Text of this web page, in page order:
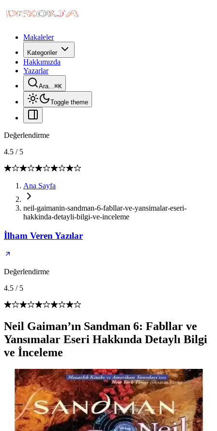
Makaleler
Kategoriler
Hakkımızda
Yazarlar
Ara...⌘K
Toggle theme
Değerlendirme
4.5 / 5
Ana Sayfa
neil-gaimanin-sandman-6-fabllar-ve-yansimalar-eseri-
hakkinda-detayli-bilgi-ve-inceleme
İlham Veren Yazılar
Değerlendirme
4.5 / 5
Neil Gaiman’ın Sandman 6: Fabllar ve
Yansımalar Eseri Hakkında Detaylı Bilgi
ve İnceleme